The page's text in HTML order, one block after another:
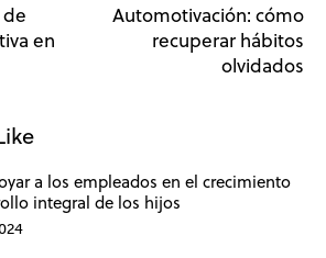
en
Automotivación: cómo
recuperar hábitos
olvidados
a los empleados en el crecimiento
integral de los hijos